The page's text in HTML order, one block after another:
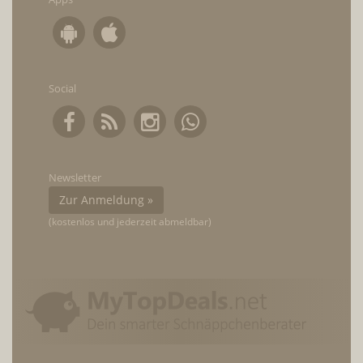
Social
Newsletter
Zur Anmeldung »
(kostenlos und jederzeit abmeldbar)